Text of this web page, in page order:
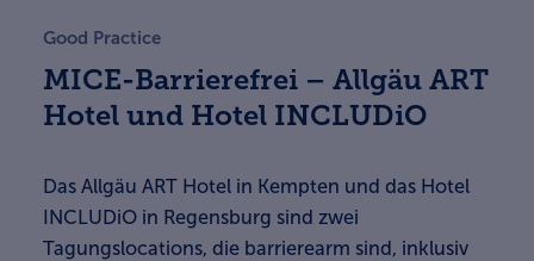
Good Practice
MICE-Barrierefrei – Allgäu ART
Hotel und Hotel INCLUDiO
Das Allgäu ART Hotel in Kempten und das Hotel
INCLUDiO in Regensburg sind zwei
Tagungslocations, die barrierearm sind, inklusiv